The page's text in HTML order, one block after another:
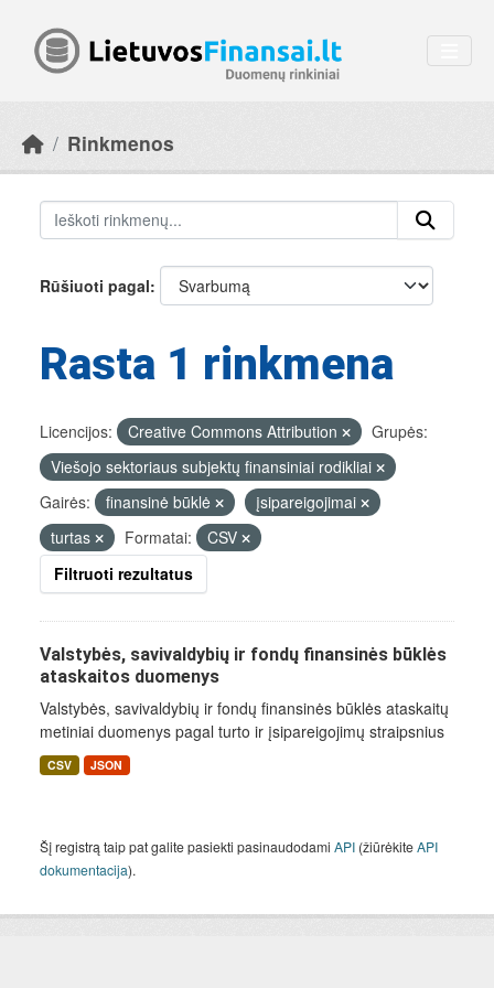
Rinkmenos
Rūšiuoti pagal
Rasta 1 rinkmena
Licencijos: Creative Commons Attribution
Grupės:
Viešojo sektoriaus subjektų finansiniai rodikliai
Gairės:
finansinė būklė
įsipareigojimai
turtas
Formatai:
CSV
Filtruoti rezultatus
Valstybės, savivaldybių ir fondų finansinės būklės
ataskaitos duomenys
Valstybės, savivaldybių ir fondų finansinės būklės ataskaitų
metiniai duomenys pagal turto ir įsipareigojimų straipsnius
CSV JSON
Šį registrą taip pat galite pasiekti pasinaudodami API (žiūrėkiteAPI
dokumentacija).